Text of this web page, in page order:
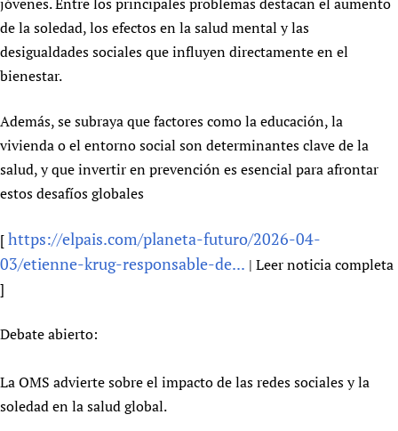
Publications
Citizens, Parents and Children
Evidence-Informed Policy and Practice
Library and Information Services
Community Health Workers
Multilingualism
Prescribers and users of medicines
Evaluating Impact
*Completed projects
Access to Health Research
Astana Declaration+
Communicating health research
COVID-19
Essential Health Services and COVID-19
Family Planning
Learning for Quality Health Services
Members
Partnerships and Projects
Social Media Working Group
Volunteers
Donate
HIFA Appeal
How you can help
Partners
Supporting Organisations
List view
News
Forum Messages
Join
Join HIFA
Join CHIFA (child health and rights)
Junte-se ao HIFA-Portuguese
Rejoignez HIFA-Français
Únase a HIFA-Español
de la soledad, los efectos en la salud mental y las
desigualdades sociales que influyen directamente en el
bienestar.
Además, se subraya que factores como la educación, la
vivienda o el entorno social son determinantes clave de la
salud, y que invertir en prevención es esencial para afrontar
estos desafíos globales
[https://elpais.com/planeta-futuro/2026-04-
03/etienne-krug-responsable-de... | Leer noticia completa
]
Debate abierto:
La OMS advierte sobre el impacto de las redes sociales y la
soledad en la salud global.